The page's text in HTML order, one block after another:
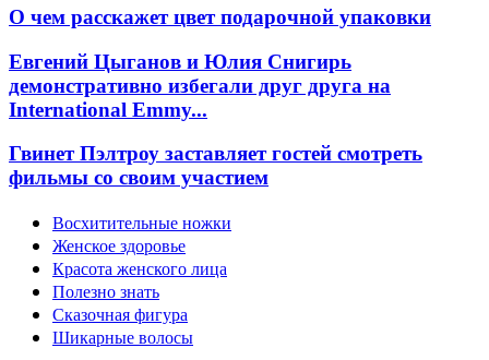
О чем расскажет цвет подарочной упаковки
Евгений Цыганов и Юлия Снигирь
демонстративно избегали друг друга на
International Emmy...
Гвинет Пэлтроу заставляет гостей смотреть
фильмы со своим участием
Восхитительные ножки
Женское здоровье
Красота женского лица
Полезно знать
Сказочная фигура
Шикарные волосы